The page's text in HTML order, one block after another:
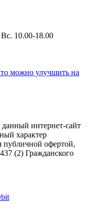
10.00-18.00
можно улучшить на
интернет-сайт
характер
публичной офертой,
(2) Гражданского